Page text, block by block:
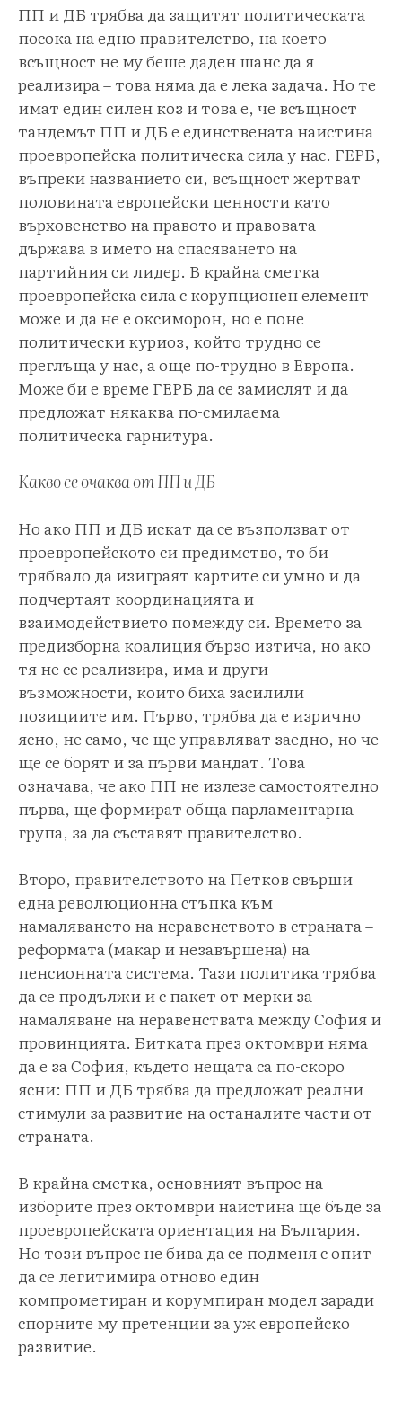
ПП и ДБ трябва да защитят политическата
посока на едно правителство, на което
всъщност не му беше даден шанс да я
реализира – това няма да е лека задача. Но те
имат един силен коз и това е, че всъщност
тандемът ПП и ДБ е единствената наистина
проевропейска политическа сила у нас. ГЕРБ,
въпреки названието си, всъщност жертват
половината европейски ценности като
върховенство на правото и правовата
държава в името на спасяването на
партийния си лидер. В крайна сметка
проевропейска сила с корупционен елемент
може и да не е оксиморон, но е поне
политически куриоз, който трудно се
преглъща у нас, а още по-трудно в Европа.
Може би е време ГЕРБ да се замислят и да
предложат някаква по-смилаема
политическа гарнитура.
Какво се очаква от ПП и ДБ
Но ако ПП и ДБ искат да се възползват от
проевропейското си предимство, то би
трябвало да изиграят картите си умно и да
подчертаят координацията и
взаимодействието помежду си. Времето за
предизборна коалиция бързо изтича, но ако
тя не се реализира, има и други
възможности, които биха засилили
позициите им. Първо, трябва да е изрично
ясно, не само, че ще управляват заедно, но че
ще се борят и за първи мандат. Това
означава, че ако ПП не излезе самостоятелно
първа, ще формират обща парламентарна
група, за да съставят правителство.
Второ, правителството на Петков свърши
една революционна стъпка към
намаляването на неравенството в страната –
реформата (макар и незавършена) на
пенсионната система. Тази политика трябва
да се продължи и с пакет от мерки за
намаляване на неравенствата между София и
провинцията. Битката през октомври няма
да е за София, където нещата са по-скоро
ясни: ПП и ДБ трябва да предложат реални
стимули за развитие на останалите части от
страната.
В крайна сметка, основният въпрос на
изборите през октомври наистина ще бъде за
проевропейската ориентация на България.
Но този въпрос не бива да се подменя с опит
да се легитимира отново един
компрометиран и корумпиран модел заради
спорните му претенции за уж европейско
развитие.